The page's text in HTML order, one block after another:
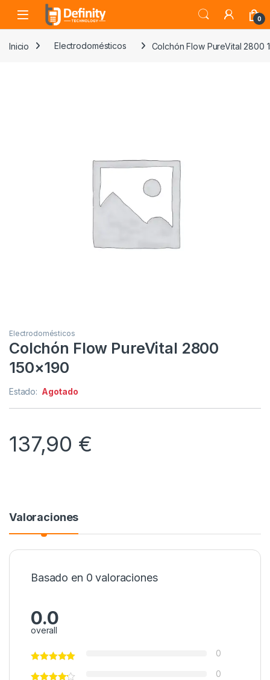
Skip to navigation
Skip to content
Open 0
Inicio Electrodomésticos Colchón Flow PureVital 2800
Electrodomésticos
Colchón Flow PureVital 2800
150×190
Estado: Agotado
137,90 €
Valoraciones
Basado en 0 valoraciones
0.0
overall
0
0